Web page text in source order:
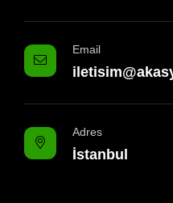
Email
Adres
İstanbul